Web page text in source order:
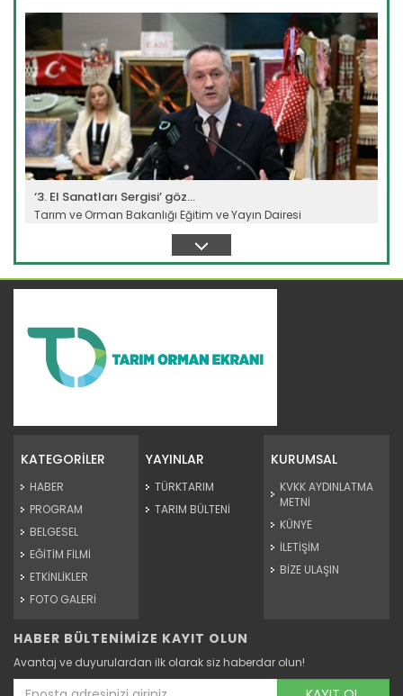
‘3. El Sanatları Sergisi’ göz...
Tarım ve Orman Bakanlığı Eğitim ve Yayın Dairesi
Devamını Oku ->
Tarım Liderleri Zirvesinde...
Dünya Çiftçiler günü Bursa’da düzenlenen “Tarım Liderleri...
Devamını Oku ->
KATEGORİLER
HABER
PROGRAM
BELGESEL
EĞİTİM FİLMİ
ETKİNLİKLER
FOTO GALERİ
YAYINLAR
TÜRKTARIM
TARIM BÜLTENİ
KURUMSAL
KVKK AYDINLATMA
METNİ
KÜNYE
İLETİŞİM
BİZE ULAŞIN
HABER BÜLTENİMİZE KAYIT OLUN
Avantaj ve duyurulardan ilk olarak siz haberdar olun!